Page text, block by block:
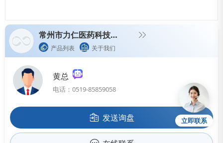
常州市力仁医药科技有限公司（生产型企业）
产品列表 关于我们
黄总
电话：0519-85859058
发送询盘 立即联系